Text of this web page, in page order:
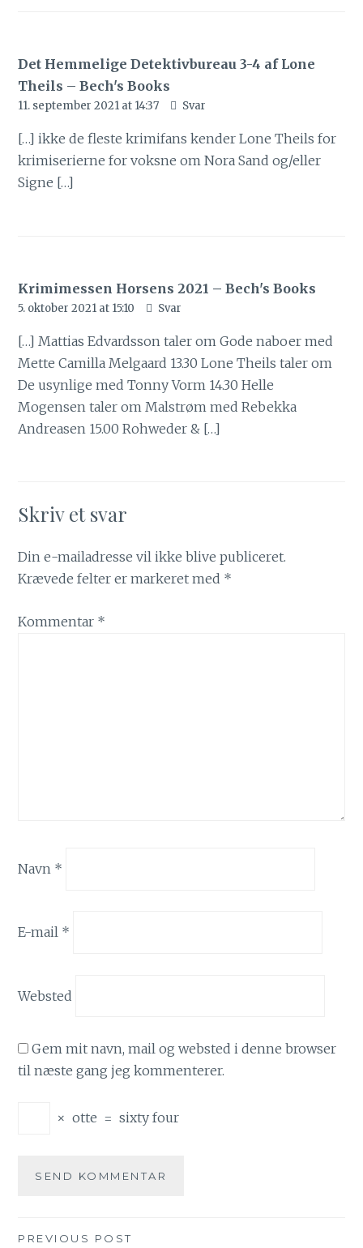
Det Hemmelige Detektivbureau 3-4 af Lone
Theils – Bech's Books
11. september 2021 at 14:37 Svar
[…] ikke de fleste krimifans kender Lone Theils for
krimiserierne for voksne om Nora Sand og/eller
Signe […]
Krimimessen Horsens 2021 – Bech's Books
5. oktober 2021 at 15:10 Svar
[…] Mattias Edvardsson taler om Gode naboer med
Mette Camilla Melgaard 13.30 Lone Theils taler om
De usynlige med Tonny Vorm 14.30 Helle
Mogensen taler om Malstrøm med Rebekka
Andreasen 15.00 Rohweder & […]
Skriv et svar
Din e-mailadresse vil ikke blive publiceret.
Krævede felter er markeret med *
Kommentar *
Navn *
E-mail *
Websted
Gem mit navn, mail og websted i denne browser
til næste gang jeg kommenterer.
× otte = sixty four
PREVIOUS POST